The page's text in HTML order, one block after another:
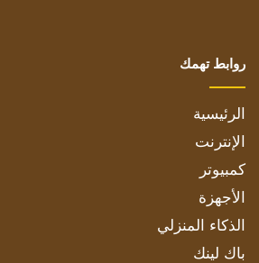
روابط تهمك
الرئيسية
الإنترنت
كمبيوتر
الأجهزة
الذكاء المنزلي
باك لينك